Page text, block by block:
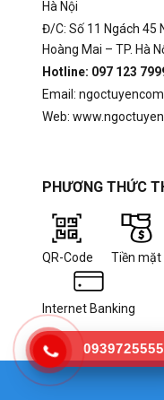
Hà Nội
Đ/C: Số 11 Ngách 45
Hoàng Mai – TP. Hà
Hotline: 097 123
Email:
Web:
PHƯƠNG THỨC
QR-Code Tiền mặt
Internet Banking
0939725555